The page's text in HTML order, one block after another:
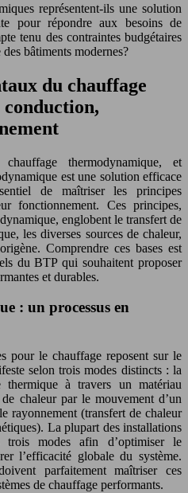
représentent-ils une solution
pour répondre aux besoins de
tenu des contraintes budgétaires
bâtiments modernes?
du chauffage
est une solution efficace
de maîtriser les principes
fonctionnement. Ces principes,
englobent le transfert de
les diverses sources de chaleur,
Comprendre ces bases est
du BTP qui souhaitent proposer
et durables.
: un processus en
selon trois modes distincts : la
thermique à travers un matériau
chaleur par le mouvement d’un
rayonnement (transfert de chaleur
La plupart des installations
trois modes afin d’optimiser le
l’efficacité globale du système.
parfaitement maîtriser ces
de chauffage performants.